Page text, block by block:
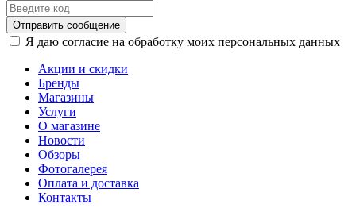
Отправить сообщение
Я даю согласие на обработку моих персональных данных
Акции и скидки
Бренды
Магазины
Услуги
О магазине
Новости
Обзоры
Фотогалерея
Оплата и доставка
Контакты